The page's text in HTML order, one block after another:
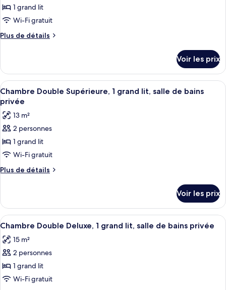
Private
Bathroom
Single
Private
pour
ce
type
de
Chambre
Double
Standard,
1
grand
lit,
salle
de
bains
privée
1 grand lit
Wi-Fi gratuit
Plus de détails
Plus
le
type
de
chambre
Chambre
Double
Standard,
grand
lit,
de
Voir les prix
Afficher
toutes
les
photos
pour
ce
type
de
Double
Supérieure,
1
grand
lit,
salle
de
bains
Une chambre d’hôtel avec un lit,
2
Chambre Double Supérieure, 1 grand lit, salle de bains
privée
13 m²
2 personnes
1 grand lit
Wi-Fi gratuit
Plus de détails
Plus
le
type
de
Chambre
Double
grand
Voir les prix
Afficher
toutes
les
photos
pour
ce
Chambre Double Deluxe, 1 grand lit,
4
Chambre Double Deluxe, 1 grand lit, salle de bains privée
15 m²
2 personnes
1 grand lit
Wi-Fi gratuit